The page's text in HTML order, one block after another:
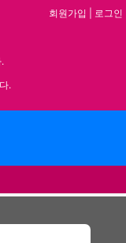
.
회원가입 로그인